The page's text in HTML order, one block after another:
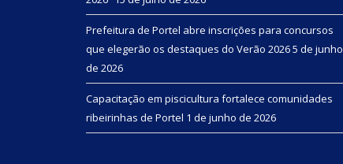
Prefeitura de Portel abre inscrições para concursos
que elegerão os destaques do Verão 20265 de junho
de 2026
Capacitação em piscicultura fortalece comunidades
ribeirinhas de Portel 1 de junho de 2026